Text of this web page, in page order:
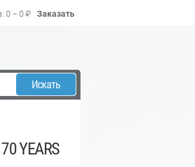
: 0 − 0 ₽ Заказать
Искать
YEARS